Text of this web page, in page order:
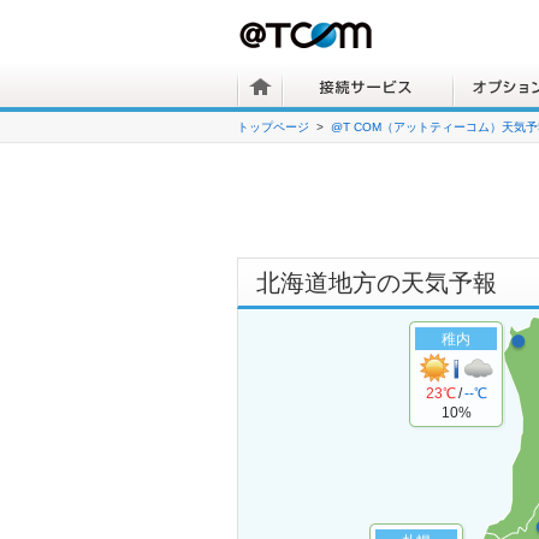
トップページ @T COM（アットティーコム）天気
北海道地方の天気予報
稚内
23℃/--℃
10%